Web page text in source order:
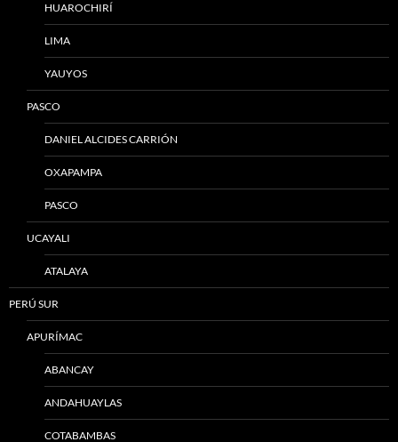
HUAROCHIRÍ
LIMA
YAUYOS
PASCO
DANIEL ALCIDES CARRIÓN
OXAPAMPA
PASCO
UCAYALI
ATALAYA
PERÚ SUR
APURÍMAC
ABANCAY
ANDAHUAYLAS
COTABAMBAS